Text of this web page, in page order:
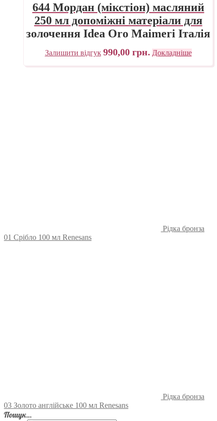
644 Мордан (мікстіон) масляний
250 мл допоміжні матеріали для
золочення Idea Oro Maimeri Італія
Залишити відгук 990,00 грн. Докладніше
Рідка бронза
01 Срібло 100 мл Renesans
Рідка бронза
03 Золото англійське 100 мл Renesans
Пошук…